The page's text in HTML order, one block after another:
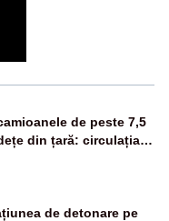
de peste 7,5
din țară: circulația
între orele 12:00 și
de detonare pe